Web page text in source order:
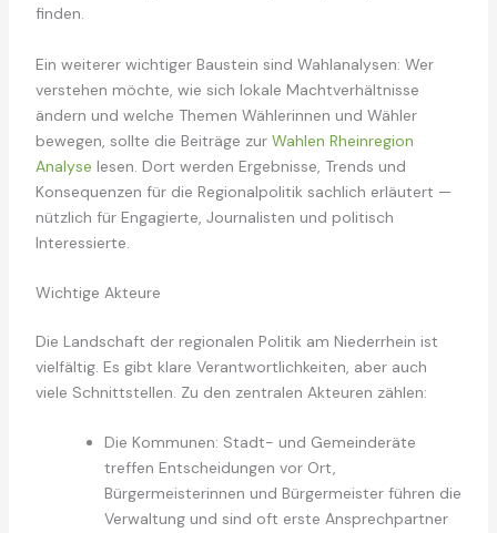
finden.
Ein weiterer wichtiger Baustein sind Wahlanalysen: Wer
verstehen möchte, wie sich lokale Machtverhältnisse
ändern und welche Themen Wählerinnen und Wähler
bewegen, sollte die Beiträge zur Wahlen Rheinregion
Analyse lesen. Dort werden Ergebnisse, Trends und
Konsequenzen für die Regionalpolitik sachlich erläutert —
nützlich für Engagierte, Journalisten und politisch
Interessierte.
Wichtige Akteure
Die Landschaft der regionalen Politik am Niederrhein ist
vielfältig. Es gibt klare Verantwortlichkeiten, aber auch
viele Schnittstellen. Zu den zentralen Akteuren zählen:
Die Kommunen: Stadt- und Gemeinderäte
treffen Entscheidungen vor Ort,
Bürgermeisterinnen und Bürgermeister führen die
Verwaltung und sind oft erste Ansprechpartner